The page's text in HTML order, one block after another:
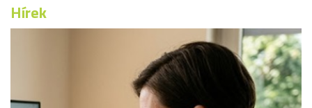
Hírek